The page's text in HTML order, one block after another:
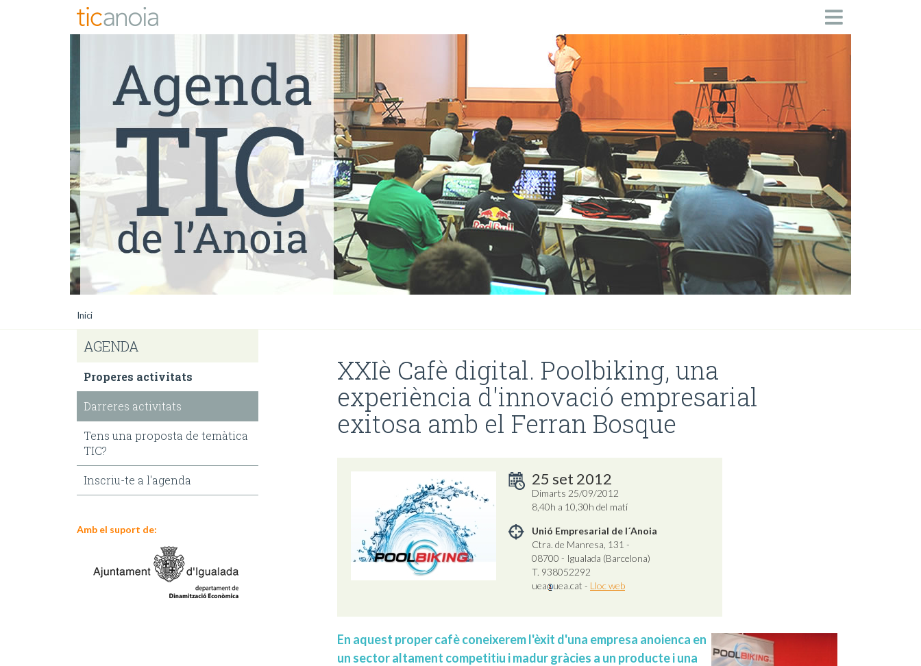
Inici
AGENDA
Properes activitats
Darreres activitats
Tens una proposta de temàtica
TIC?
Inscriu-te a l'agenda
Amb el suport de:
XXIè Cafè digital. Poolbiking, una
experiència d'innovació empresarial
exitosa amb el Ferran Bosque
25 set 2012
Dimarts 25/09/2012
8,40h a 10,30h del matí
Unió Empresarial de l´Anoia
Ctra. de Manresa, 131 -
08700 - Igualada (Barcelona)
T. 938052292
uea
uea.cat - Lloc web
En aquest proper cafè coneixerem l'èxit d'una empresa anoienca en
un sector altament competitiu i madur gràcies a un producte i una